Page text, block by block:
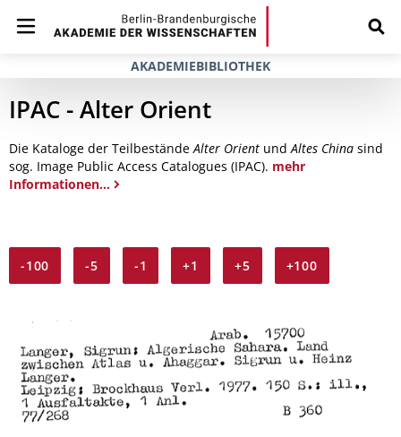
AKADEMIEBIBLIOTHEK
IPAC - Alter Orient
Die Kataloge der TeilbeständeAlter Orient undAltes China sind
sog. Image Public Access Catalogues (IPAC). mehr
Informationen...
-100 -5 -1 +1 +5 +100